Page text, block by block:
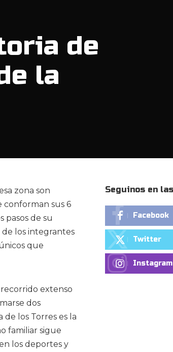
de
la
zona son
conforman sus 6
pasos de su
de los integrantes
que
extenso
dos
los Torres es la
familiar sigue
los deportes y
Seguinos en
Facebook
Twitter
Instagram